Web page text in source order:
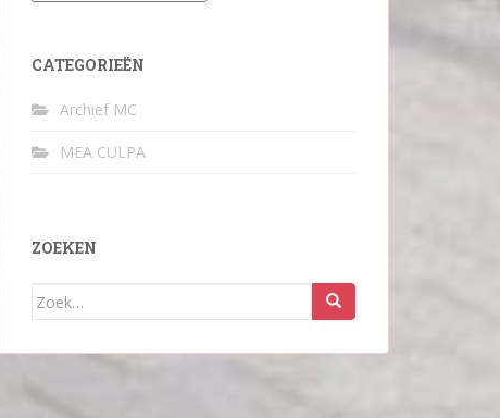
CATEGORIEËN
Archief MC
MEA CULPA
ZOEKEN
Zoek